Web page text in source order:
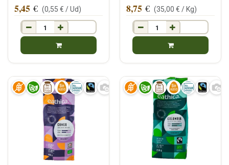
5,45 € (0,55 € /Ud) 8,75 € (35,00 € / Kg)